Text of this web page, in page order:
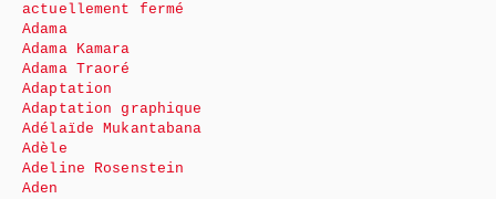
actuellement fermé
Adama
Adama Kamara
Adama Traoré
Adaptation
Adaptation graphique
Adélaïde Mukantabana
Adèle
Adeline Rosenstein
Aden